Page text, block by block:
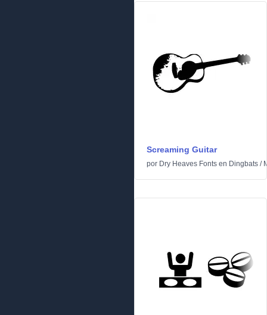
Screaming Guitar
por Dry Heaves Fonts en Dingbats /